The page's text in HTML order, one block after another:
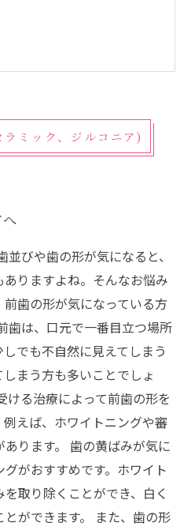
ミック、ジルコニア)
びや歯の形が気になると、
りますよね。そんなお悩み
歯の形が気になっている方
歯は、口元で一番目立つ場所
でも不自然に見えてしまう
まう方も多いことでしょ
ける治療によって前歯の形を
えば、ホワイトニングや審
ります。 歯の黄ばみが気に
がおすすめです。ホワイト
取り除くことができ、白く
ができます。 また、歯の形